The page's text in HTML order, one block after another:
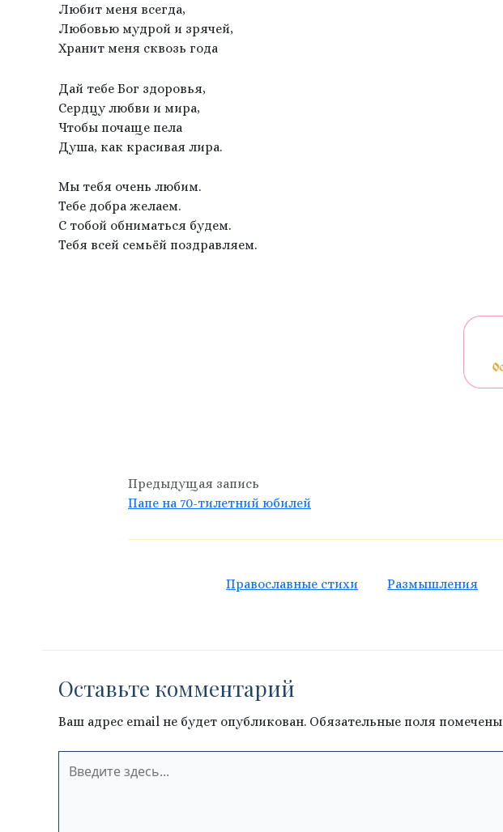
Любит меня всегда,
Любовью мудрой и зрячей,
Хранит меня сквозь года
Дай тебе Бог здоровья,
Сердцу любви и мира,
Чтобы почаще пела
Душа, как красивая лира.
Мы тебя очень любим.
Тебе добра желаем.
С тобой обниматься будем.
Тебя всей семьёй поздравляем.
Предыдущая запись
Папе на 70-тилетний юбилей
Православные стихи Размышления
Оставьте комментарий
Ваш адрес email не будет опубликован. Обязательные поля помечены
здесь...